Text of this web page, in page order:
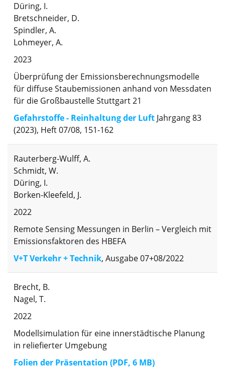
Düring, I.
Bretschneider, D.
Spindler, A.
Lohmeyer, A.
2023
Überprüfung der Emissionsberechnungsmodelle
für diffuse Staubemissionen anhand von Messdaten
für die Großbaustelle Stuttgart 21
Gefahrstoffe - Reinhaltung der Luft Jahrgang 83
(2023), Heft 07/08, 151-162
Rauterberg-Wulff, A.
Schmidt, W.
Düring, I.
Borken-Kleefeld, J.
2022
Remote Sensing Messungen in Berlin – Vergleich mit
Emissionsfaktoren des HBEFA
V+T Verkehr + Technik, Ausgabe 07+08/2022
Brecht, B.
Nagel, T.
2022
Modellsimulation für eine innerstädtische Planung
in reliefierter Umgebung
Folien der Präsentation (PDF, 6 MB)